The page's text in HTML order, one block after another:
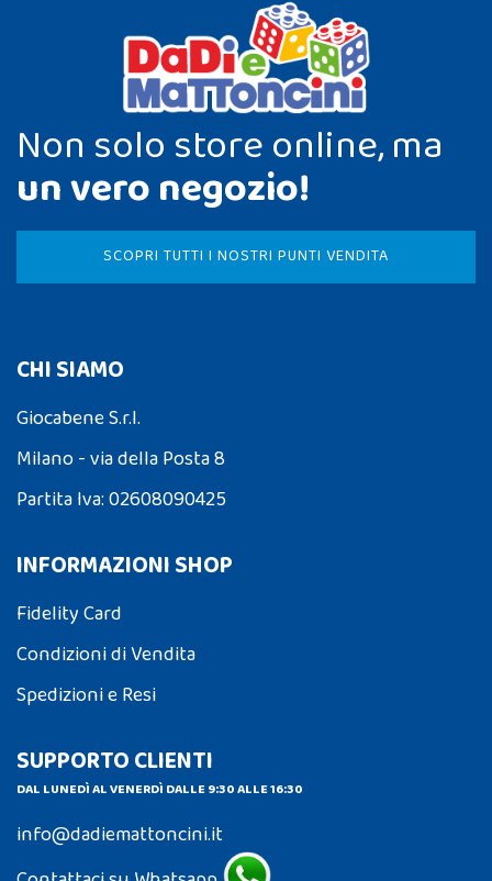
Non solo store online, ma
un vero negozio!
SCOPRI TUTTI I NOSTRI PUNTI VENDITA
CHI SIAMO
Giocabene S.r.l.
Milano - via della Posta 8
Partita Iva: 02608090425
INFORMAZIONI SHOP
Fidelity Card
Condizioni di Vendita
Spedizioni e Resi
SUPPORTO CLIENTI
DAL LUNEDÌ AL VENERDÌ DALLE 9:30 ALLE 16:30
info@dadiemattoncini.it